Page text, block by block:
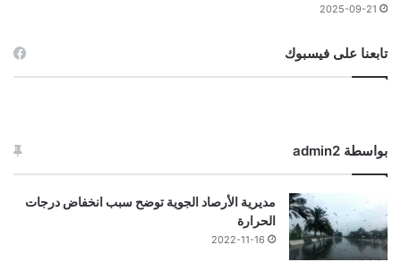
2025-09-21
تابعنا على فيسبوك
بواسطة admin2
مديرية الأرصاد الجوية توضح سبب انخفاض درجات
الحرارة
2022-11-16